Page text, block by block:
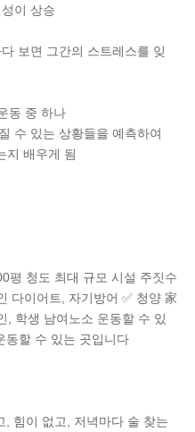
이 상승
보면 그간의 스트레스를 잊
동 중 하나
수 있는 상황들을 예측하여
지 배우게 됨
평 청도 최대 규모 시설 주짓수
다이어트, 자기방어 ✅ 청양 家
, 학생 남여노소 운동할 수 있
동할 수 있는 곳입니다
, 힘이 없고, 저녁마다 술 찾는